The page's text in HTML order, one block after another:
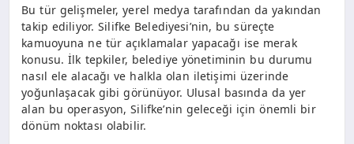
Bu tür gelişmeler, yerel medya tarafından da yakından
takip ediliyor. Silifke Belediyesi’nin, bu süreçte
kamuoyuna ne tür açıklamalar yapacağı ise merak
konusu. İlk tepkiler, belediye yönetiminin bu durumu
nasıl ele alacağı ve halkla olan iletişimi üzerinde
yoğunlaşacak gibi görünüyor. Ulusal basında da yer
alan bu operasyon, Silifke’nin geleceği için önemli bir
dönüm noktası olabilir.